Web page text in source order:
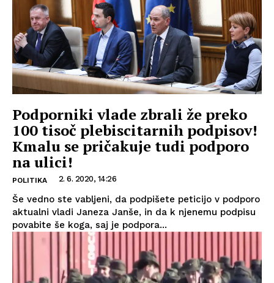
Podporniki vlade zbrali že preko
100 tisoč plebiscitarnih podpisov!
Kmalu se pričakuje tudi podporo
na ulici!
POLITIKA 2. 6. 2020, 14:26
Še vedno ste vabljeni, da podpišete peticijo v podporo
aktualni vladi Janeza Janše, in da k njenemu podpisu
povabite še koga, saj je podpora...